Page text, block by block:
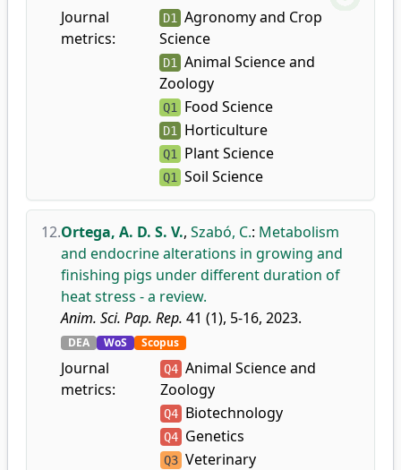
Journal
metrics:
D1 Agronomy and Crop
Science
D1 Animal Science and
Zoology
Q1 Food Science
D1 Horticulture
Q1 Plant Science
Q1 Soil Science
12.Ortega, A. D. S. V., Szabó, C.: Metabolism
and endocrine alterations in growing and
finishing pigs under different duration of
heat stress - a review.
Anim. Sci. Pap. Rep. 41 (1), 5-16, 2023.
DEA WoS Scopus
Journal
metrics:
Q4 Animal Science and
Zoology
Q4 Biotechnology
Q4 Genetics
Q3 Veterinary